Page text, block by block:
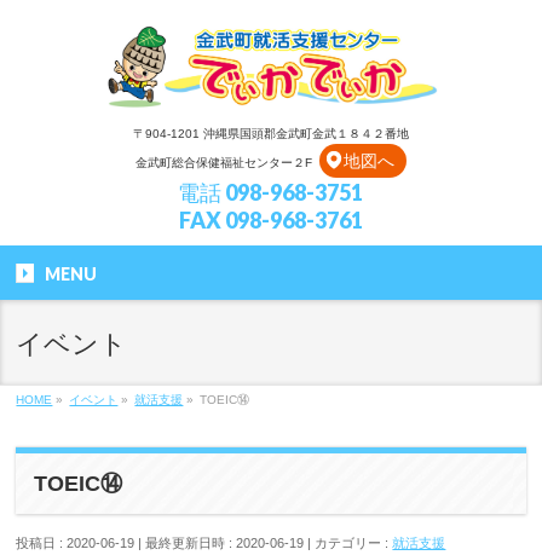
〒904-1201 沖縄県国頭郡金武町金武１８４２番地
金武町総合保健福祉センター２F 地図へ
電話 098-968-3751
FAX 098-968-3761
MENU
イベント
HOME » イベント » 就活支援 » TOEIC⑭
TOEIC⑭
投稿日 : 2020-06-19 最終更新日時 : 2020-06-19 カテゴリー :就活支援